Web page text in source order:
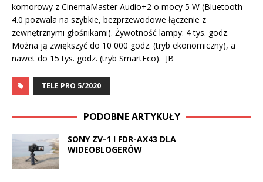
komorowy z CinemaMaster Audio+2 o mocy 5 W (Bluetooth
4.0 pozwala na szybkie, bezprzewodowe łączenie z
zewnętrznymi głośnikami). Żywotność lampy: 4 tys. godz.
Można ją zwiększyć do 10 000 godz. (tryb ekonomiczny), a
nawet do 15 tys. godz. (tryb SmartEco). JB
TELE PRO 5/2020
PODOBNE ARTYKUŁY
SONY ZV-1 I FDR-AX43 DLA
WIDEOBLOGERÓW